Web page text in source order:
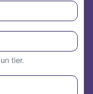
tier.